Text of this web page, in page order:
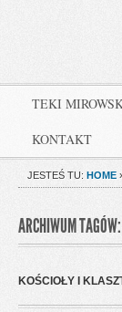
TEKI
KONTAKT
JESTEŚ TU: HOME
ARCHIWUM
KOŚCIOŁY I